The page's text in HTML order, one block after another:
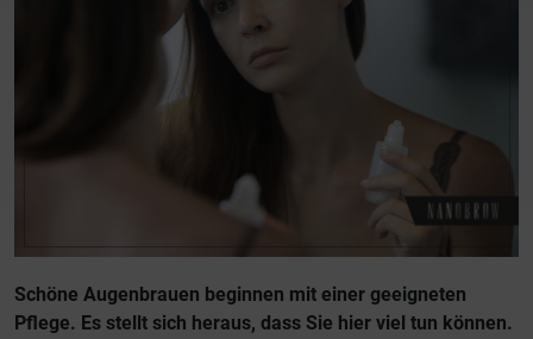
Schöne Augenbrauen beginnen mit einer geeigneten
Pflege. Es stellt sich heraus, dass Sie hier viel tun können.